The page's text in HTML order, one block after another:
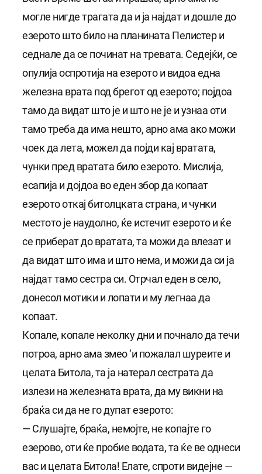
могле нигде трагата да и ја најдат и дошле до
езерото што било на планината Пелистер и
седнале да се починат на тревата. Седејќи, се
опулија оспротија на езерото и видоа една
железна врата под брегот од езерото; појдоа
тамо да видат што је и што не је и узнаа оти
тамо треба да има нешто, арно ама ако можи
чоек да лета, можел да појди кај вратата,
чунки пред вратата било езерото. Мислија,
есапија и дојдоа во еден збор да копаат
езерото откај битолцката страна, и чунки
местото је наудолно, ќе истечит езерото и ќе
се приберат до вратата, та можи да влезат и
да видат што има и што нема, и можи да си ја
најдат тамо сестра си. Отрчал еден в село,
донесол мотики и лопати и му легнаа да
копаат.
Копале, копале неколку дни и почнало да течи
потроа, арно ама змео ‘и пожалал шуреите и
целата Битола, та ја натерал сестрата да
излези на железната врата, да му викни на
браќа си да не го дупат езерото:
— Слушајте, браќа, немојте, не копајте го
езерово, оти ќе пробие водата, та ќе ве однеси
вас и целата Битола! Елате, спроти видејне —